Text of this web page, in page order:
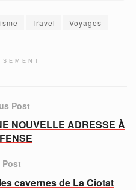
Travel Voyages
Post
NOUVELLE ADRESSE À
Post
cavernes de La Ciotat